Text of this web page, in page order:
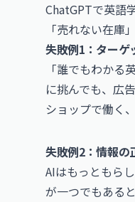
ChatGPTで英語
「売れない在庫
失敗例1：ターゲ
「誰でもわか
に挑んでも、広
ショップで働く、
失敗例2：情報の
AIはもっともら
が一つでもある